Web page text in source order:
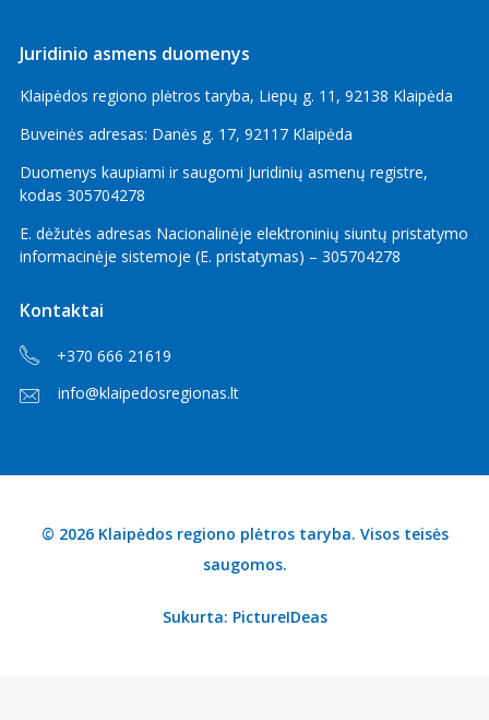
Juridinio asmens duomenys
Klaipėdos regiono plėtros taryba, Liepų g. 11, 92138 Klaipėda
Buveinės adresas: Danės g. 17, 92117 Klaipėda
Duomenys kaupiami ir saugomi Juridinių asmenų registre,
kodas 305704278
E. dėžutės adresas Nacionalinėje elektroninių siuntų pristatymo
informacinėje sistemoje (E. pristatymas) – 305704278
Kontaktai
+370 666 21619
info@klaipedosregionas.lt
© 2026 Klaipėdos regiono plėtros taryba. Visos teisės
saugomos.
Sukurta: PictureIDeas